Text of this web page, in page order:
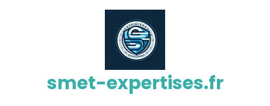
smet-expertises.fr